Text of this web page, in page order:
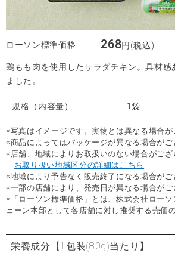
ローソン標準価格 268円(税込)
鶏もも肉を使用したサラダチキン。具材感
ました。
規格（内容量） 1袋
※写真はイメージです。実物とは異なる場合が
※商品によってはパッケージが異なる場合がご
※店舗、地域によりお取扱いのない場合がござ
お取り扱い地域区分の詳細はこちら
※地域により予告なく販売終了になる場合がご
※一部の店舗により、発売日が異なる場合がご
※「ローソン標準価格」とは、株式会社ロー
ェーン本部として各店舗に対し推奨する売価
栄養成分 【1包装(80g)当たり】